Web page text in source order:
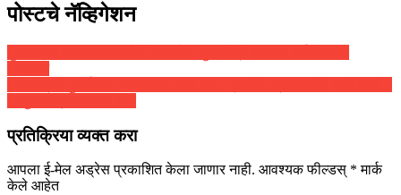
पोस्टचे नॅव्हिगेशन
प्रतिक्रिया व्यक्त करा
आपला ई-मेल अड्रेस प्रकाशित केला जाणार नाही. आवश्यक फील्डस् * मार्क
केले आहेत